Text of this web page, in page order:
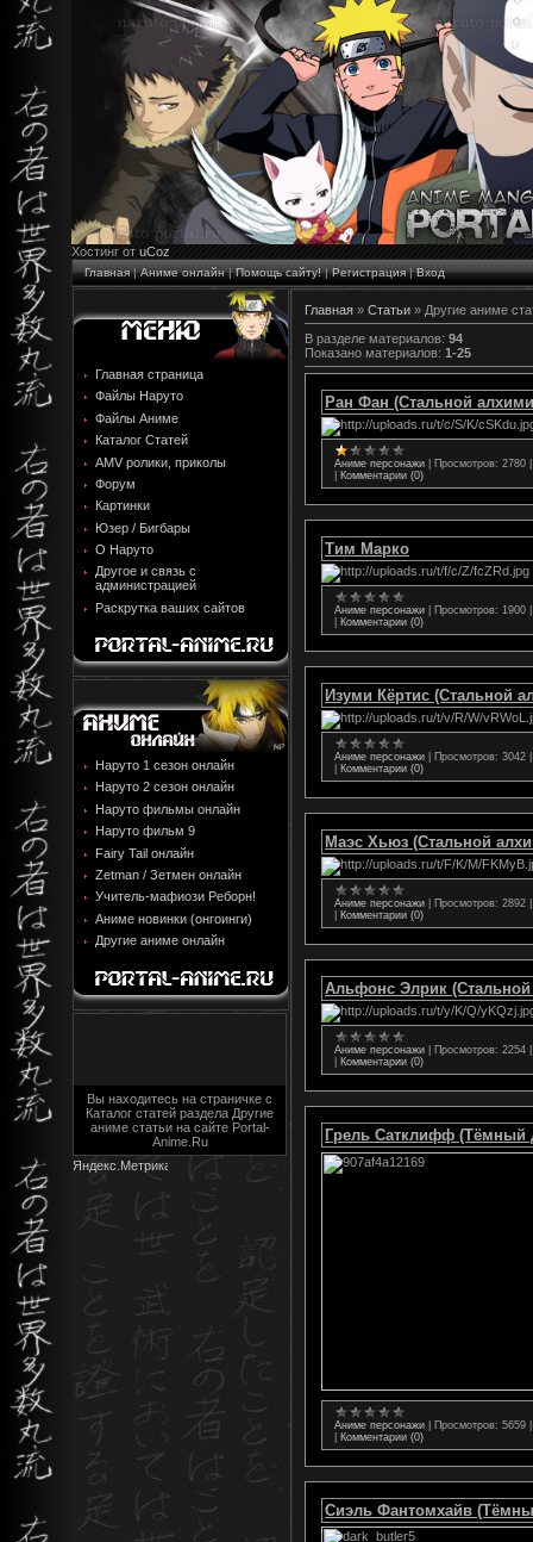
Хостинг от uCoz
Главная|Аниме онлайн|Помощь сайту!|Регистрация|Вход
Главная страница
Файлы Наруто
Файлы Аниме
Каталог Статей
AMV ролики, приколы
Форум
Картинки
Юзер / Бигбары
О Наруто
Другое и связь с
администрацией
Раскрутка ваших сайтов
Наруто 1 сезон онлайн
Наруто 2 сезон онлайн
Наруто фильмы онлайн
Наруто фильм 9
Fairy Tail онлайн
Zetman / Зетмен онлайн
Учитель-мафиози Реборн!
Аниме новинки (онгоинги)
Другие аниме онлайн
Вы находитесь на страничке с
Каталог статей раздела Другие
аниме статьи на сайте Portal-
Anime.Ru
Главная » Статьи » Другие аниме
В разделе материалов: 94
Показано материалов: 1-25
Ран Фан (Стальной
Аниме персонажи Просмотров: 2780
Комментарии (0)
Тим Марко
Аниме персонажи Просмотров: 1900
Комментарии (0)
Изуми Кёртис (Стальной
Аниме персонажи Просмотров: 3042
Комментарии (0)
Маэс Хьюз (Стальной
Аниме персонажи Просмотров: 2892
Комментарии (0)
Альфонс Элрик
Аниме персонажи Просмотров: 2254
Комментарии (0)
Грель Сатклифф (Тёмный
Аниме персонажи Просмотров: 5659
Комментарии (0)
Сиэль Фантомхайв